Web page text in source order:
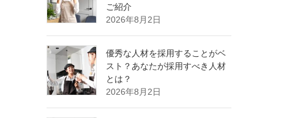
ご紹介
2026年8月2日
優秀な人材を採用することがベ
スト？あなたが採用すべき人材
とは？
2026年8月2日